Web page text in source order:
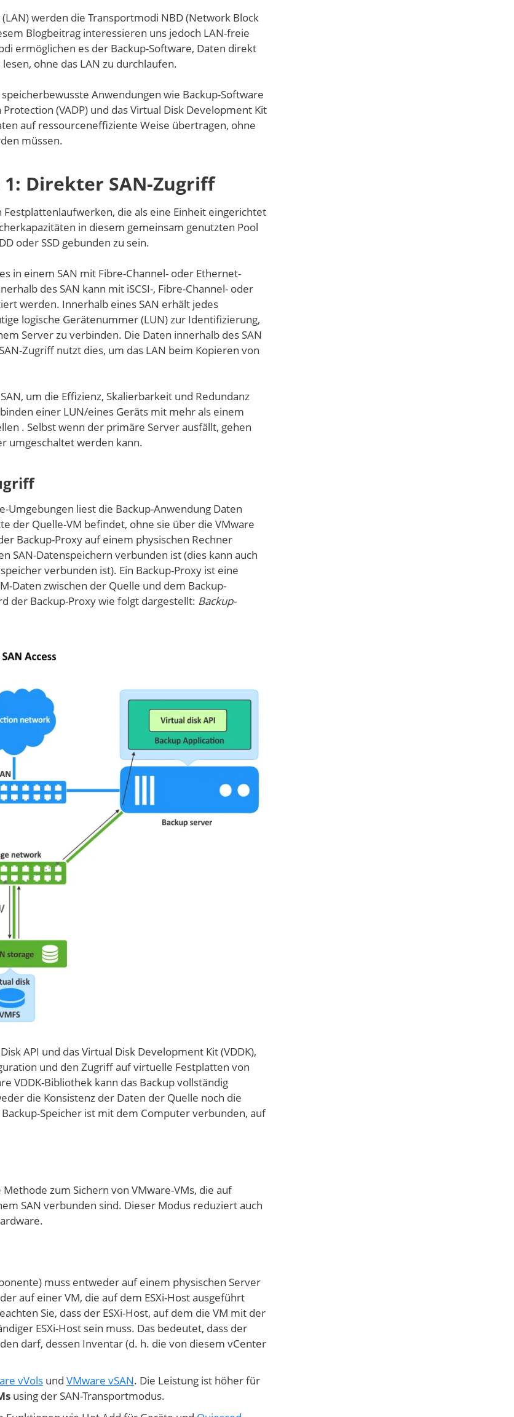
werden die Transportmodi NBD (Network Block
Blogbeitrag interessieren uns jedoch LAN-freie
ermöglichen es der Backup-Software, Daten direkt
ohne das LAN zu durchlaufen.
Anwendungen wie Backup-Software
(VADP) und das Virtual Disk Development Kit
auf ressourceneffiziente Weise übertragen, ohne
müssen.
Direkter SAN-Zugriff
die als eine Einheit eingerichtet
in diesem gemeinsam genutzten Pool
oder SSD gebunden zu sein.
in einem SAN mit Fibre-Channel- oder Ethernet-
des SAN kann mit iSCSI-, Fibre-Channel- oder
werden. Innerhalb eines SAN erhält jedes
logische Gerätenummer (LUN) zur Identifizierung,
Server zu verbinden. Die Daten innerhalb des SAN
Zugriff nutzt dies, um das LAN beim Kopieren von
um die Effizienz, Skalierbarkeit und Redundanz
einer LUN/eines Geräts mit mehr als einem
. Selbst wenn der primäre Server ausfällt, gehen
umgeschaltet werden kann.
Umgebungen liest die Backup-Anwendung Daten
der Quelle-VM befindet, ohne sie über die VMware
Backup-Proxy auf einem physischen Rechner
SAN-Datenspeichern verbunden ist (dies kann auch
verbunden ist). Ein Backup-Proxy ist eine
Daten zwischen der Quelle und dem Backup-
der Backup-Proxy wie folgt dargestellt: Backup-
API und das Virtual Disk Development Kit (VDDK),
und den Zugriff auf virtuelle Festplatten von
VDDK-Bibliothek kann das Backup vollständig
die Konsistenz der Daten der Quelle noch die
Speicher ist mit dem Computer verbunden, auf
zum Sichern von VMware-VMs, die auf
SAN verbunden sind. Dieser Modus reduziert auch
muss entweder auf einem physischen Server
auf einer VM, die auf dem ESXi-Host ausgeführt
Sie, dass der ESXi-Host, auf dem die VM mit der
ESXi-Host sein muss. Das bedeutet, dass der
darf, dessen Inventar (d. h. die von diesem vCenter
vVolsund VMware vSAN. Die Leistung ist höher für
using der SAN-Transportmodus.